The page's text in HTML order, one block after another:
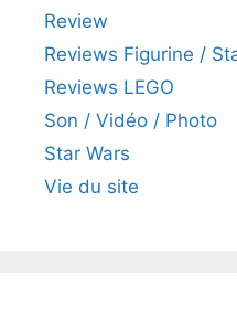
Review
Reviews Figurine /
Reviews LEGO
Son / Vidéo / Photo
Star Wars
Vie du site